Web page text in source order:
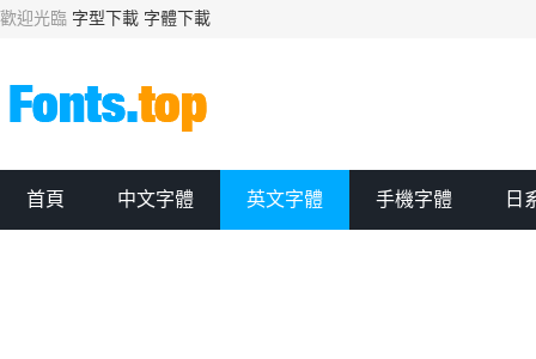
歡迎光臨 字型下載 字體下載
首頁 中文字體 英文字體 手機字體 日